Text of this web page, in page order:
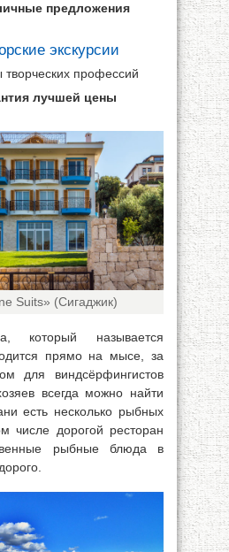
предложения
экскурсии
творческих профессий
лучшей цены
Suits» (Сигаджик)
который называется
прямо на мысе, за
для виндсёрфингистов
всегда можно найти
есть несколько рыбных
числе дорогой ресторан
рыбные блюда в